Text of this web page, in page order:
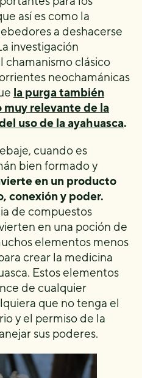
así es como la
a deshacerse
investigación
clásico
neochamánicas
la purga también
relevante de la
uso de la ayahuasca.
cuando es
bien formado y
en un producto
conexión y poder.
de compuestos
en una poción de
elementos menos
crear la medicina
Estos elementos
de cualquier
que no tenga el
y el permiso de la
sus poderes.